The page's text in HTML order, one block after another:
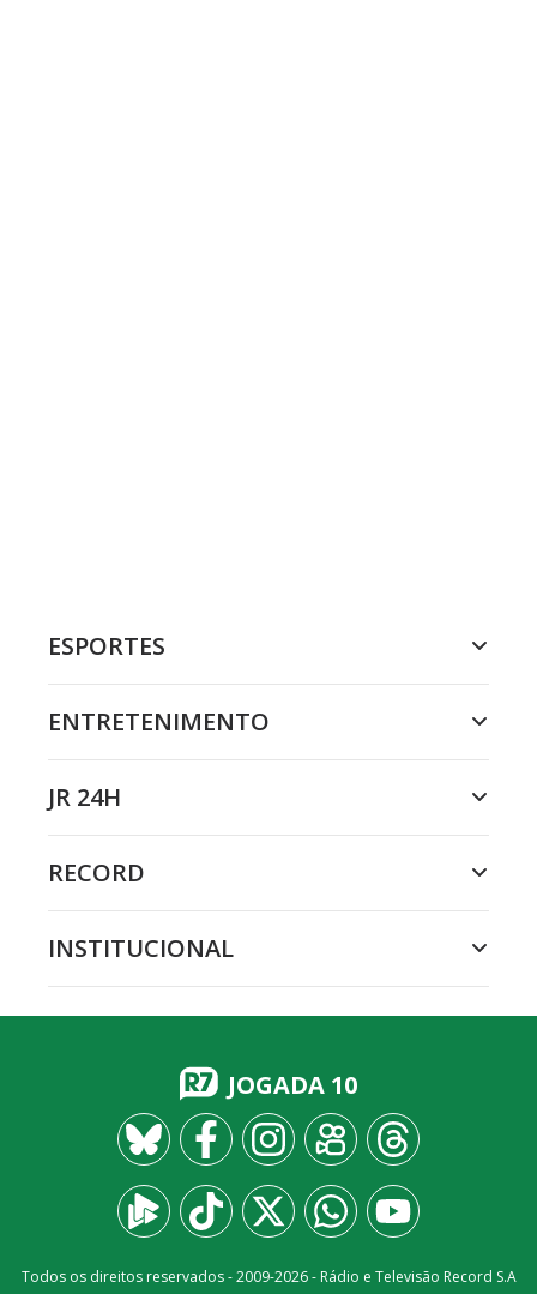
ESPORTES
ENTRETENIMENTO
JR 24H
RECORD
INSTITUCIONAL
JOGADA 10
Todos os direitos reservados - 2009-2026- Rádio e Televisão Record S.A